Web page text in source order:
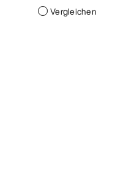
Vergleichen